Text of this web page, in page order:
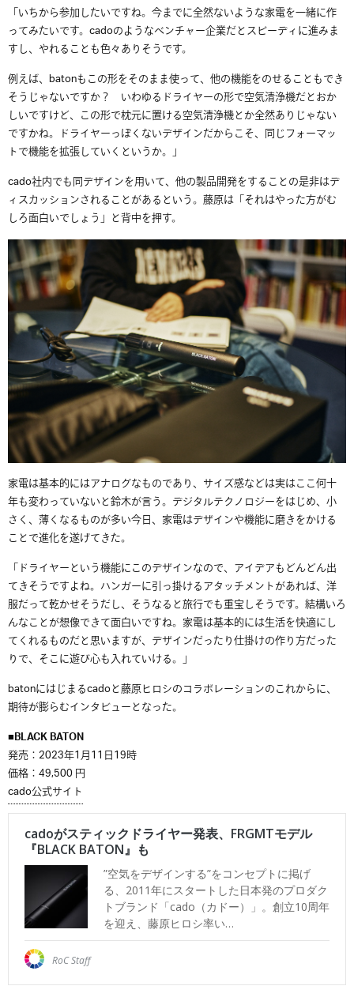
「いちから参加したいですね。今までに全然ないような家電を一緒に作
ってみたいです。 cadoのようなベンチャー企業だとスピーディに進みま
すし、やれることも色々ありそうです。
例えば、 batonもこの形をそのまま使って、他の機能をのせることもでき
そうじゃないですか？ いわゆるドライヤーの形で空気清浄機だとおか
しいですけど、この形で枕元に置ける空気清浄機とか全然ありじゃない
ですかね。ドライヤーっぽくないデザインだからこそ、同じフォーマッ
トで機能を拡張していくというか。」
cado社内でも同デザインを用いて、他の製品開発をすることの是非はデ
ィスカッションされることがあるという。藤原は「それはやった方がむ
しろ面白いでしょう」と背中を押す。
家電は基本的にはアナログなものであり、サイズ感などは実はここ何十
年も変わっていないと鈴木が言う。デジタルテクノロジーをはじめ、小
さく、薄くなるものが多い今日、家電はデザインや機能に磨きをかける
ことで進化を遂げてきた。
「ドライヤーという機能にこのデザインなので、アイデアもどんどん出
てきそうですよね。ハンガーに引っ掛けるアタッチメントがあれば、洋
服だって乾かせそうだし、そうなると旅行でも重宝しそうです。結構いろ
んなことが想像できて面白いですね。家電は基本的には生活を快適にし
てくれるものだと思いますが、デザインだったり仕掛けの作り方だった
りで、そこに遊び心も入れていける。」
batonにはじまるcadoと藤原ヒロシのコラボレーションのこれからに、
期待が膨らむインタビューとなった。
■BLACK BATON
発売：2023年1月11日19時
価格：49,500 円
cado公式サイト